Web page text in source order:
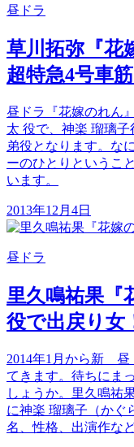
昼ドラ
草川拓弥『花
超特急4号車
昼ドラ『花嫁のれん
太 役で、神楽 瑠璃
弟役となります。な
ーのひとりというこ
います。
2013年12月4日
昼ドラ
里久鳴祐果『
役で出戻り女
2014年1月から新 昼
てきます。待ちにま
しょうか。里久鳴祐
に神楽 瑠璃子（かぐ
名、性格、出演作な